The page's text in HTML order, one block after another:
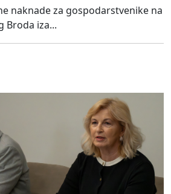
naknade za gospodarstvenike na
Broda iza...